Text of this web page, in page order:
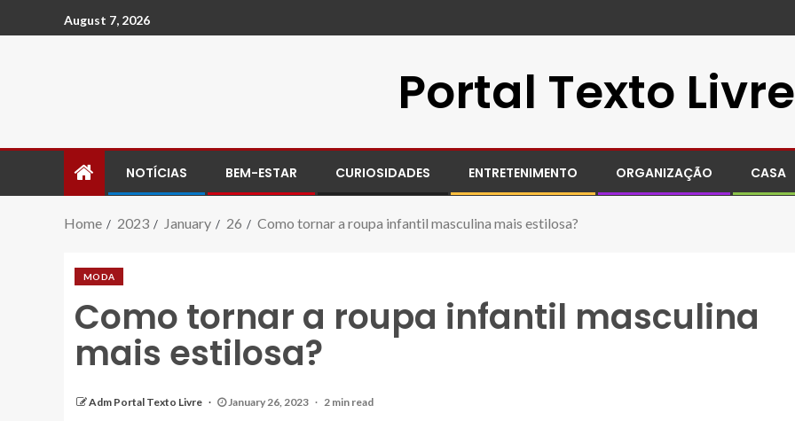
August 7, 2026
Portal Texto Livre
NOTÍCIAS BEM-ESTAR CURIOSIDADES ENTRETENIMENTO ORGANIZAÇÃO CASA
Home 2023 January 26 Como tornar a roupa infantil masculina mais estilosa?
MODA
Como tornar a roupa infantil masculina
mais estilosa?
Adm Portal Texto Livre January 26, 2023 2 min read